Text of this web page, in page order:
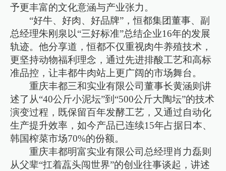
予更丰富的文化意涵与产业张力。
“好牛、好肉、好品牌”，恒都集团董事、副
总经理朱刚泉以“三好标准”总结企业16年的发展
轨迹。他分享道，恒都不仅重视肉牛养殖技术，
更坚持动物福利理念，通过先进排酸工艺和高标
准品控，让丰都牛肉站上更广阔的市场舞台。
重庆丰都三和实业有限公司董事长黄涵则讲
述了从“40公斤小泥坛”到“500公斤大陶坛”的技术
演变过程，既保留百年发酵工艺，又通过自动化
生产提升效率，如今产品已连续15年占据日本、
韩国榨菜市场70%的份额。
重庆丰都明富实业有限公司总经理肖力磊则
从父辈“扛着藠头闯世界”的创业往事谈起，讲述